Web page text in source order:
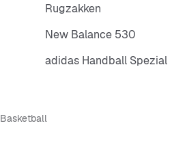
Rugzakken
New Balance 530
adidas Handball Spezial
Basketball